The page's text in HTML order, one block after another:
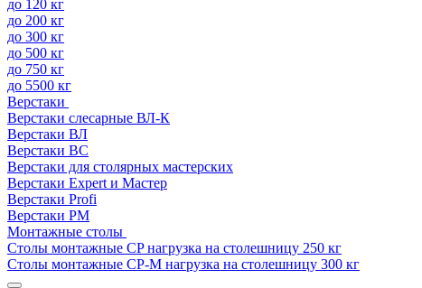
до 120 кг
до 200 кг
до 300 кг
до 500 кг
до 750 кг
до 5500 кг
Верстаки
Верстаки слесарные ВЛ-К
Верстаки ВЛ
Верстаки ВС
Верстаки для столярных мастерских
Верстаки Expert и Мастер
Верстаки Profi
Верстаки РМ
Монтажные столы
Столы монтажные СP нагрузка на столешницу 250 кг
Столы монтажные СР-М нагрузка на столешницу 300 кг